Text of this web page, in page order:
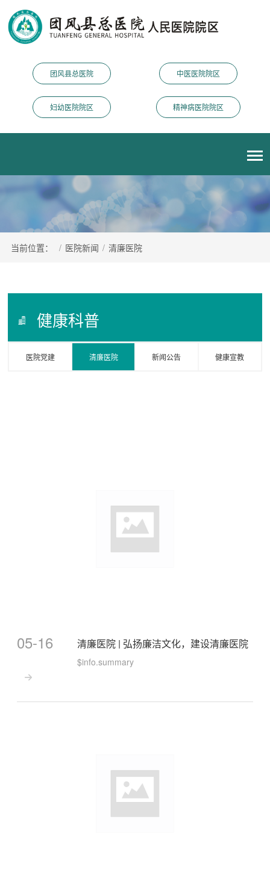
团风县总医院 中医医院院区
妇幼医院院区 精神病医院院区
当前位置： / 医院新闻 / 清廉医院
健康科普
医院党建 清廉医院 新闻公告 健康宣教
05-16

清廉医院 | 弘扬廉洁文化，建设清廉医院
$info.summary